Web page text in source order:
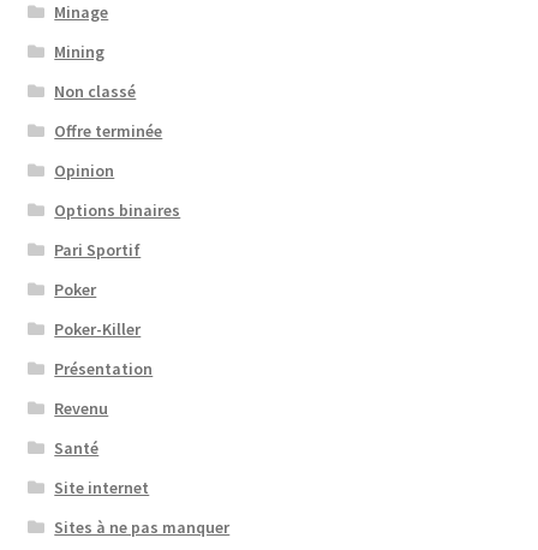
Minage
Mining
Non classé
Offre terminée
Opinion
Options binaires
Pari Sportif
Poker
Poker-Killer
Présentation
Revenu
Santé
Site internet
Sites à ne pas manquer